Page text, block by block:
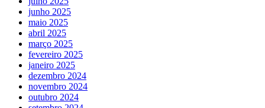
junho 2025
maio 2025
abril 2025
março 2025
fevereiro 2025
janeiro 2025
dezembro 2024
novembro 2024
outubro 2024